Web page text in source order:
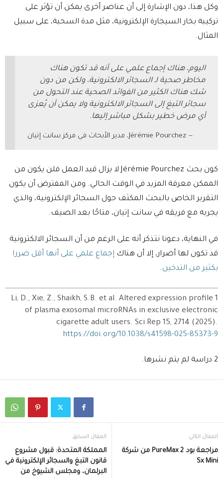
وكل هذا، دون الإشارة إلى أن عناصر أخرى يمكن أن تؤثر على
تركيبة بخار السيجارة الإلكترونية، مثل مدة السحبة، على سبيل
المثال.
اليوم، هناك إجماع علمي على أنه قد تكون هناك
مخاطر صحية لـ السجائر الالكترونية، ولكن من دون
شك هناك الكثير من الفوائد الصحية عند التحول من
سجائر التبغ إلى السجائر الالكترونية ولا يمكن أن يُعزى
أي مرض خطير بشكل مباشر إليها.
Jérémie Pourchez، مدير الأبحاث في مركز سانت إتيان
كون بحث Jérémie Pourchez لا يزال قيد العمل فلن يكون من
الممكن معرفة المزيد في الوقت الحالي. ومن المفترض أن يكون
التقرير الخاص بالبحث المكثف حول السجائر الإلكترونية، والذي
يجريه مع فريقه في سانت إتيان، متاحًا بعد الصيف.
في النهاية، دعونا نتذكر أنه على الرغم من أن السجائر الالكترونية
قد تكون لها أضرار، إلا أن هناك إجماع علمي على أنها أقل ضررا
بكثير من التدخين.
1 Li, D., Xie, Z., Shaikh, S.B. et al. Altered expression profile
of plasma exosomal microRNAs in exclusive electronic
cigarette adult users. Sci Rep 15, 2714 (2025).
https://doi.org/10.1038/s41598-025-85373-9
2 دراسة لم يتم نشرها.
المقال السابق
المملكة المتحدة: قبول مشروع
قانون التبغ والسجائر الإلكترونية في
البرلمان، ومجلس الشيوخ من
المقال التالي
مراجعة بود PureMax 2 من شركة
Sx Mini